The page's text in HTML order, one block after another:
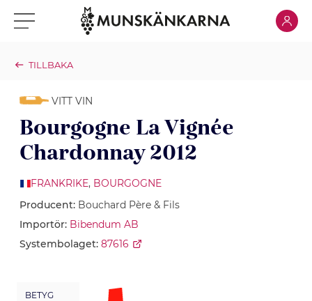
Klicka för meny Klicka
TILLBAKA
VITT VIN
Bourgogne La Vignée
Chardonnay 2012
FRANKRIKE, BOURGOGNE
Producent: Bouchard Père & Fils
Importör: Bibendum AB
Systembolaget: 87616
BETYG